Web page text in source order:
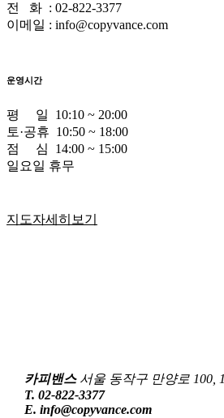
전 화 : 02-822-3377
이메일 : info@copyvance.com
운영시간
평 일 10:10 ~ 20:00
토·공휴 10:50 ~ 18:00
점 심 14:00 ~ 15:00
일요일 휴무
지도자세히보기
카피밴스서울 동작구 만양로 100,
T. 02-822-3377
E. info@copyvance.com